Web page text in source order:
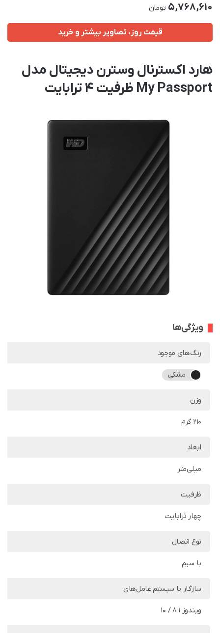
5,768,610 تومان
قیمت روز، تصاویر بیشتر و خرید
هارد اکسترنال وسترن دیجیتال مدل
My Passport ظرفیت 4 ترابایت
ویژگی‌ها
رنگ‌های موجود
مشکی
وزن
210 گرم
ابعاد
میلی‌متر
ظرفیت
چهار ترابایت
نوع اتصال
با سیم
سازگار با سیستم‌ عامل‌های
ویندوز 8.1 / 10